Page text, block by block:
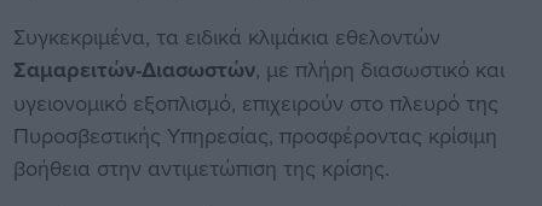
Συγκεκριμένα, τα ειδικά κλιμάκια εθελοντών
Σαμαρειτών-Διασωστών, με πλήρη διασωστικό και
υγειονομικό εξοπλισμό, επιχειρούν στο πλευρό της
Πυροσβεστικής Υπηρεσίας, προσφέροντας κρίσιμη
βοήθεια στην αντιμετώπιση της κρίσης.